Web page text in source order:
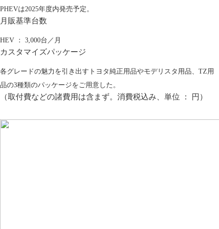
PHEVは2025年度内発売予定。
月販基準台数
HEV ： 3,000台／月
カスタマイズパッケージ
各グレードの魅力を引き出すトヨタ純正用品やモデリスタ用品、TZ用
品の3種類のパッケージをご用意した。
（取付費などの諸費用は含まず。消費税込み、単位 ： 円）